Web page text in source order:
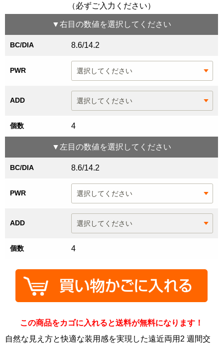
（必ずご入力ください）
▼右目 の数値を選択してください
BC/DIA 8.6/14.2
PWR
ADD
個数 4
▼ 左目 の数値を選択してください
BC/DIA 8.6/14.2
PWR
ADD
個数 4
この商品をカゴに入れると送料が無料になります！
自然な見え方と快適な装用感を実現した遠近両用2 週間交